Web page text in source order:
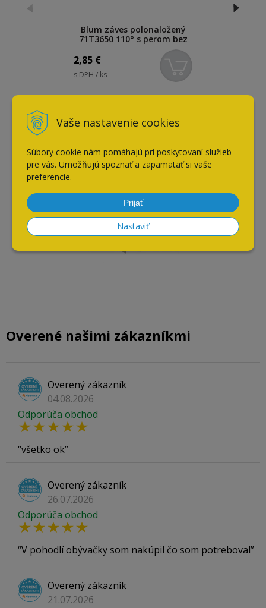
Vaše nastavenie cookies
Súbory cookie nám pomáhajú pri poskytovaní služieb
pre vás. Umožňujú spoznať a zapamätať si vaše
preferencie.
Prijať
Nastaviť
Blum záves polonaložený
71T3650 110° s perom bez
2,85 €
s DPH / ks
Naposledy navštívené
Blum BLUMOTION tlmič na
polonaložený záves
Overené našimi zákazníkmi
Overený zákazník
04.08.2026
Odporúča obchod
všetko ok
Overený zákazník
26.07.2026
Odporúča obchod
V pohodlí obývačky som nakúpil čo som potreboval
Overený zákazník
21.07.2026